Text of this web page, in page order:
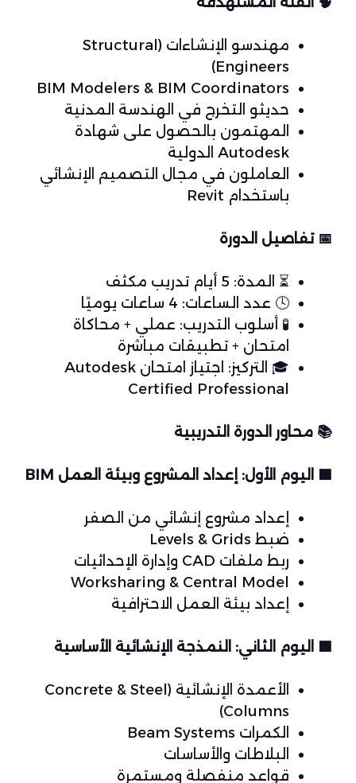
مهندسو الإنشاءات (Structural
Engineers)
BIM Modelers & BIM Coordinators
حديثو التخرج في الهندسة المدنية
المهتمون بالحصول على شهادة
Autodesk الدولية
العاملون في مجال التصميم الإنشائي
باستخدام Revit
📅 تفاصيل الدورة
⏳ المدة: 5 أيام تدريب مكثف
🕓 عدد الساعات: 4 ساعات يوميًا
🧪 أسلوب التدريب: عملي + محاكاة
امتحان + تطبيقات مباشرة
🎓
التركيز: اجتياز امتحان Autodesk
Certified Professional
📚 محاور الدورة التدريبية
🟦 اليوم الأول: إعداد المشروع وبيئة العمل BIM
إعداد مشروع إنشائي من الصفر
ضبط Levels & Grids
ربط ملفات CAD وإدارة الإحداثيات
Worksharing & Central Model
إعداد بيئة العمل الاحترافية
🟩 اليوم الثاني: النمذجة الإنشائية الأساسية
الأعمدة الإنشائية (Concrete & Steel
Columns)
الكمرات Beam Systems
البلاطات والأساسات
قواعد منفصلة ومستمرة